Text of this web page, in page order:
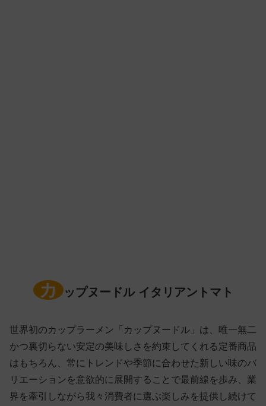
カ ップヌードル イタリアントマト
世界初のカップラーメン「カップヌードル」は、唯一無二
かつ裏切らない安定の美味しさを約束してくれる定番商品
はもちろん、常にトレンドや季節に合わせた新しい味のバ
リエーションを意欲的に展開することで最前線を歩み、業
界を牽引しながら我々消費者に選ぶ楽しみを提供し続けて